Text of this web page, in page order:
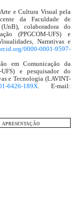
e Cultura Visual pela
da Faculdade de
colaboradora do
(PPGCOM-UFS) e
Narrativas e
0000-0001-9597-
em Comunicação da
UFS) e pesquisador do
e Tecnologia (LAVINT-
6426-189X . E-mail:
APRESENTAÇÃO